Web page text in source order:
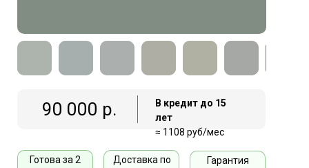
90 000 р.
В кредит до 15
лет
≈ 1108 руб/мес
Готова за 2
Доставка по
Гарантия